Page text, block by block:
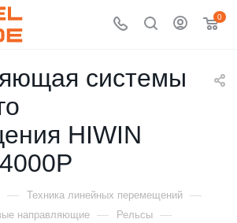
0
системы
HIWIN
— Техника линейных перемещений —
направляющие — Рельсы —